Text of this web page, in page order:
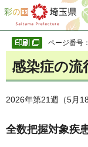
彩の国 埼玉県
ページ番号
感染症の流
2026年第21週（5月
全数把握対象疾